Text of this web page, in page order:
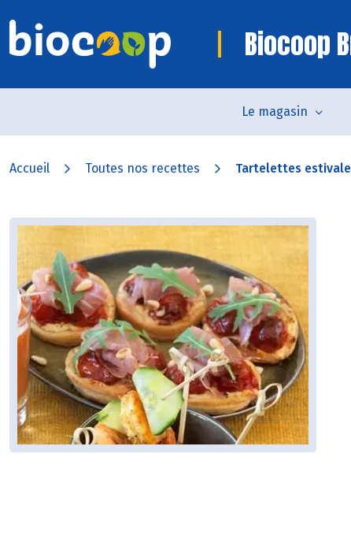
Biocoop
Le magasin
Accueil Toutes nos recettes Tartelettes